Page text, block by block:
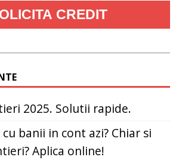
2025. Solutii rapide.
banii in cont azi? Chiar si
Aplica online!